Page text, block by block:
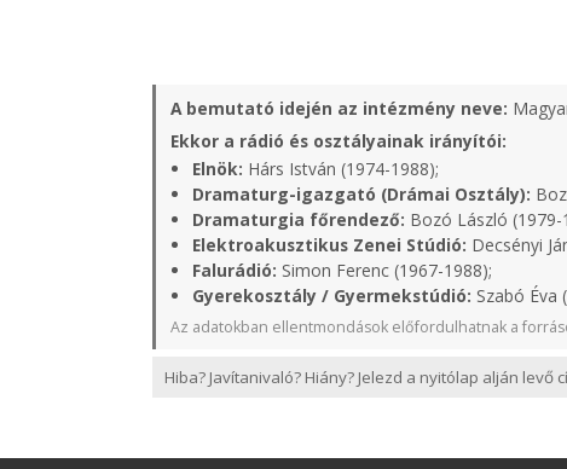
A bemutató idején az intézmény neve:
Ekkor a rádió és osztályainak irányítói:
Elnök: Hárs István (1974-1988);
Dramaturg-igazgató (Drámai Osztály):
Dramaturgia főrendező: Bozó László (1979-
Elektroakusztikus Zenei Stúdió: Decsényi
Falurádió: Simon Ferenc (1967-1988);
Gyerekosztály / Gyermekstúdió: Szabó Éva
Az adatokban ellentmondások előfordulhatnak a
Hiba? Javítanivaló? Hiány? Jelezd a nyitólap alján levő